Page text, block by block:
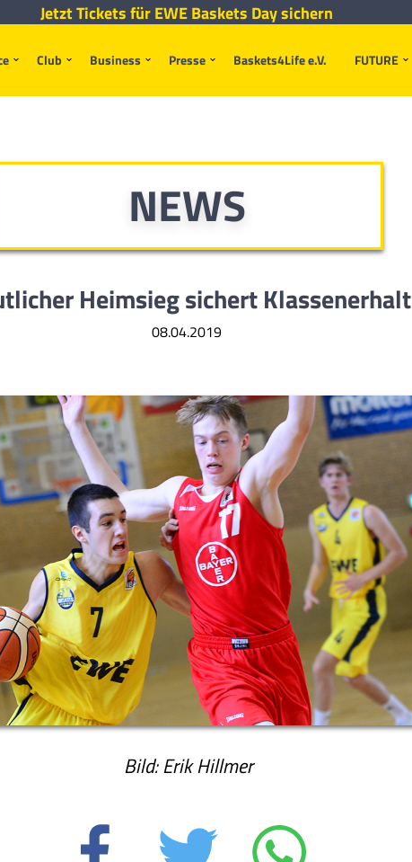
Club Business Presse Baskets4Life e.V. FUTURE
Jetzt Tickets für EWE Baskets Day sichern
NEWS
Heimsieg sichert Klassenerhalt
08.04.2019
Bild: Erik Hillmer